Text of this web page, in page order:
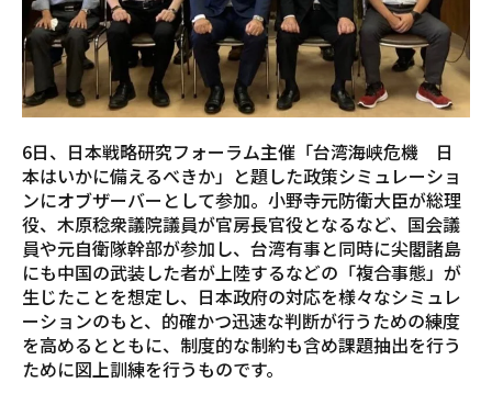
6日、日本戦略研究フォーラム主催「台湾海峡危機 日
本はいかに備えるべきか」と題した政策シミュレーショ
ンにオブザーバーとして参加。小野寺元防衛大臣が総理
役、木原稔衆議院議員が官房長官役となるなど、国会議
員や元自衛隊幹部が参加し、台湾有事と同時に尖閣諸島
にも中国の武装した者が上陸するなどの「複合事態」が
生じたことを想定し、日本政府の対応を様々なシミュレ
ーションのもと、的確かつ迅速な判断が行うための練度
を高めるとともに、制度的な制約も含め課題抽出を行う
ために図上訓練を行うものです。